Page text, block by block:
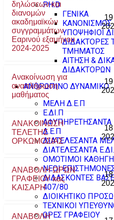
PH.D
ΓΕΝΙΚΑ
ΚΑΝΟΝΙΣΜΟΣ
ΥΠΟΨΗΦΙΟΙ
ΔΙΔΑΚΤΟΡΕΣ
ΤΜΗΜΑΤΟΣ
ΑΙΤΗΣΗ &
ΔΙΔΑΚΤΟΡΩΝ
ΑΝΘΡΩΠΙΝΟ ΔΥΝΑΜΙΚΟ
ΜΕΛΗ Δ.Ε.Π
Ε.ΔΙ.Π
Δ.Ε.Π
ΔΙΑΤΕΛΕΣΑΝΤΑ
ΔΙΑΤΕΛΕΣΑΝΤΑ
ΟΜΟΤΙΜΟΙ
ΝΕΟΙ
ΔΙΔΑΣΚΟΝΤΕΣ
407/80
ΔΙΟΙΚΗΤΙΚΟ
ΤΕΧΝΙΚΟΙ
ΩΡΕΣ ΓΡΑΦΕΙΟΥ
δηλώσεων και
διανομών
ακαδημαϊκών
συγγραμμάτων
Εαρινού εξαμήνου
2024-2025
Ανακοίνωση για
αναπλήρωση
μαθήματος
ΑΝΑΚΟΙΝΩΣΗ
ΤΕΛΕΤΗΣ
ΟΡΚΩΜΟΣΙΑΣ
ANABOΛH ΩΡΩΝ
ΓΡΑΦΕΙΟΥ κας
ΚΑΙΣΑΡΗ
18
ΑΝΑΒΟΛΗ